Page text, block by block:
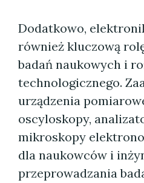
Dodatkowo,
również kluczową
badań naukowych i
technologicznego.
urządzenia
oscyloskopy,
mikroskopy
dla naukowców i
przeprowadzania